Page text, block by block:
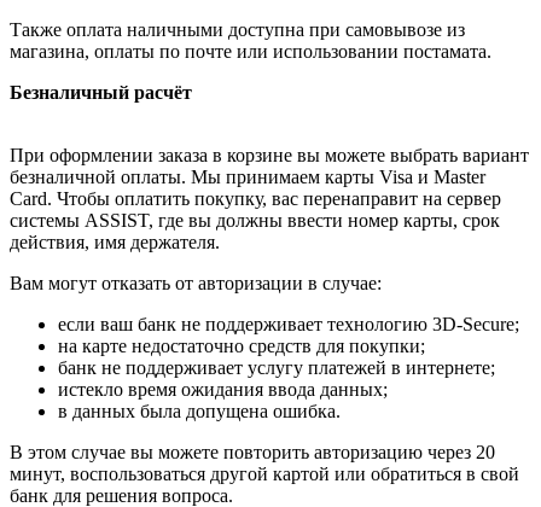
Также оплата наличными доступна при самовывозе из
магазина, оплаты по почте или использовании постамата.
Безналичный расчёт
При оформлении заказа в корзине вы можете выбрать вариант
безналичной оплаты. Мы принимаем карты Visa и Master
Card. Чтобы оплатить покупку, вас перенаправит на сервер
системы ASSIST, где вы должны ввести номер карты, срок
действия, имя держателя.
Вам могут отказать от авторизации в случае:
если ваш банк не поддерживает технологию 3D-Secure;
на карте недостаточно средств для покупки;
банк не поддерживает услугу платежей в интернете;
истекло время ожидания ввода данных;
в данных была допущена ошибка.
В этом случае вы можете повторить авторизацию через 20
минут, воспользоваться другой картой или обратиться в свой
банк для решения вопроса.